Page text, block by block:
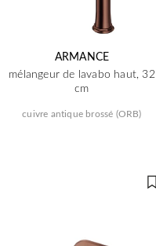
ARMANCE
mélangeur de lavabo haut, 32
cm
cuivre antique brossé (ORB)